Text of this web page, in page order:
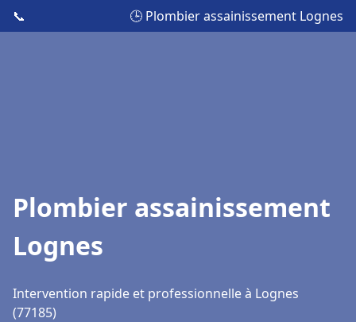
📞 🕒 Plombier assainissement Lognes
Plombier assainissement
Lognes
Intervention rapide et professionnelle à Lognes
(77185)